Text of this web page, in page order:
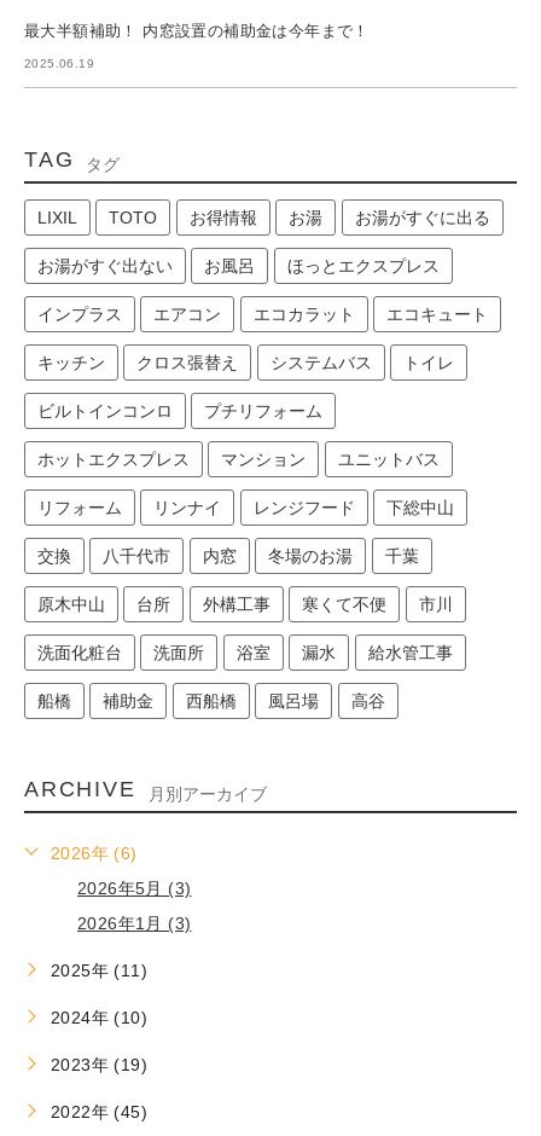
最大半額補助！ 内窓設置の補助金は今年まで！
2025.06.19
TAG タグ
LIXIL TOTO お得情報 お湯 お湯がすぐに出る
お湯がすぐ出ない お風呂 ほっとエクスプレス
インプラス エアコン エコカラット エコキュート
キッチン クロス張替え システムバス トイレ
ビルトインコンロ プチリフォーム
ホットエクスプレス マンション ユニットバス
リフォーム リンナイ レンジフード 下総中山
交換 八千代市 内窓 冬場のお湯 千葉
原木中山 台所 外構工事 寒くて不便 市川
洗面化粧台 洗面所 浴室 漏水 給水管工事
船橋 補助金 西船橋 風呂場 高谷
ARCHIVE 月別アーカイブ
2026年 (6)
2026年5月 (3)
2026年1月 (3)
2025年 (11)
2024年 (10)
2023年 (19)
2022年 (45)